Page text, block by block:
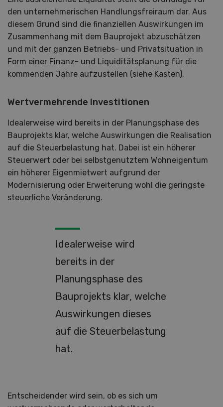
den unternehmerischen Handlungsfreiraum dar. Aus
diesem Grund sind die finanziellen Auswirkungen im
Zusammenhang mit dem Bauprojekt abzuschätzen
und mit der ganzen Betriebs- und Privatsituation in
Form einer Finanz- und Liquiditätsplanung für die
kommenden Jahre aufzustellen (siehe Kasten).
Wertvermehrende Investitionen
Idealerweise wird bereits in der Planungsphase des
Bauprojekts klar, welche Auswirkungen die Realisation
auf die Steuerbelastung hat. Dabei ist ein höherer
Steuerwert oder bei selbstgenutztem Wohneigentum
ein höherer Eigenmietwert aufgrund der
Modernisierung oder Erweiterung wohl die geringste
steuerliche Veränderung.
Idealerweise wird
bereits in der
Planungsphase des
Bauprojekts klar, welche
Auswirkungen dieses
auf die Steuerbelastung
hat.
Entscheidender wird sein, ob es sich um